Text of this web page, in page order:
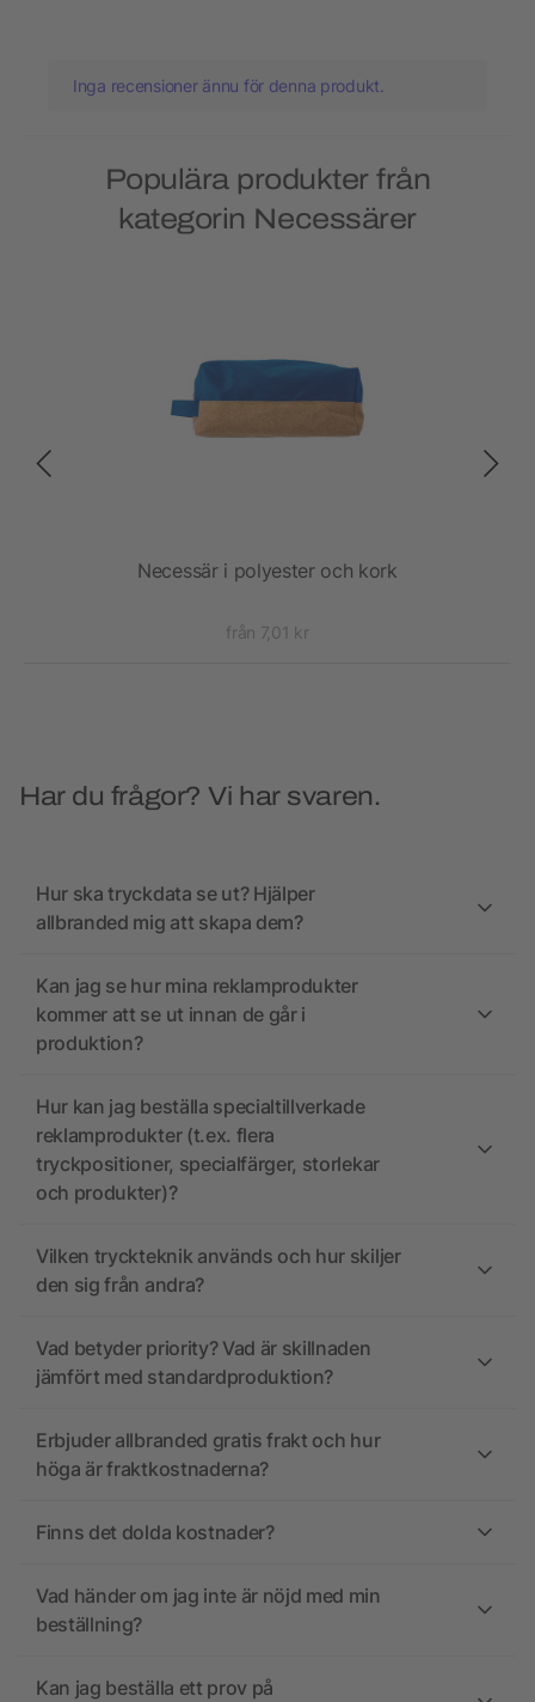
Inga recensioner ännu för denna produkt.
Populära produkter från
kategorin Necessärer
Necessär i polyester och kork
från 7,01 kr
Har du frågor? Vi har svaren.
Hur ska tryckdata se ut? Hjälper
allbranded mig att skapa dem?
Kan jag se hur mina reklamprodukter
kommer att se ut innan de går i
produktion?
Hur kan jag beställa specialtillverkade
reklamprodukter (t.ex. flera
tryckpositioner, specialfärger, storlekar
och produkter)?
Vilken tryckteknik används och hur skiljer
den sig från andra?
Vad betyder priority? Vad är skillnaden
jämfört med standardproduktion?
Erbjuder allbranded gratis frakt och hur
höga är fraktkostnaderna?
Finns det dolda kostnader?
Vad händer om jag inte är nöjd med min
beställning?
Kan jag beställa ett prov på